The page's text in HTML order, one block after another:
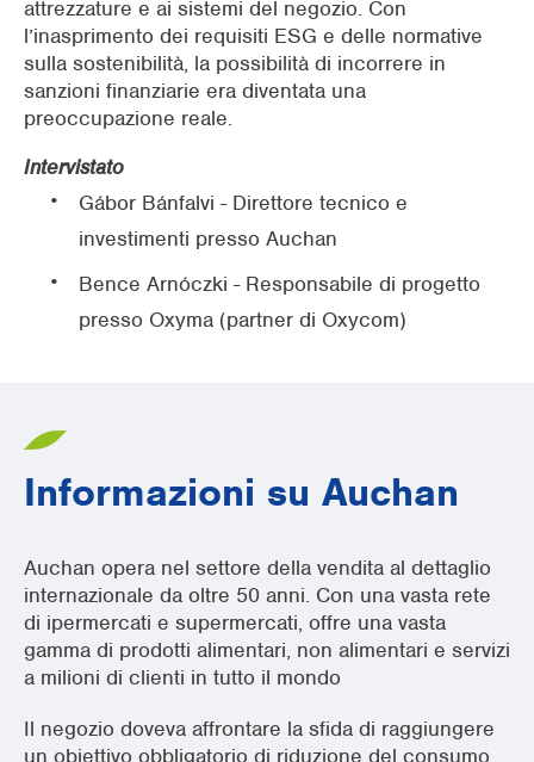
attrezzature e ai sistemi del negozio. Con
l’inasprimento dei requisiti ESG e delle normative
sulla sostenibilità, la possibilità di incorrere in
sanzioni finanziarie era diventata una
preoccupazione reale.
Intervistato
Gábor Bánfalvi - Direttore tecnico e
investimenti presso Auchan
Bence Arnóczki - Responsabile di progetto
presso Oxyma (partner di Oxycom)
Informazioni su Auchan
Auchan opera nel settore della vendita al dettaglio
internazionale da oltre 50 anni. Con una vasta rete
di ipermercati e supermercati, offre una vasta
gamma di prodotti alimentari, non alimentari e servizi
a milioni di clienti in tutto il mondo
Il negozio doveva affrontare la sfida di raggiungere
un obiettivo obbligatorio di riduzione del consumo